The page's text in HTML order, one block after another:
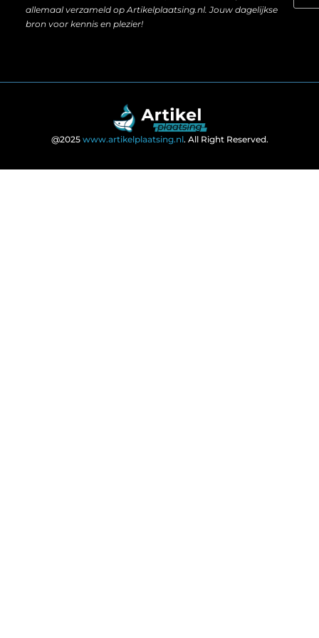
allemaal verzameld op Artikelplaatsing.nl. Jouw dagelijkse
bron voor kennis en plezier!
@2025 www.artikelplaatsing.nl. All Right Reserved.